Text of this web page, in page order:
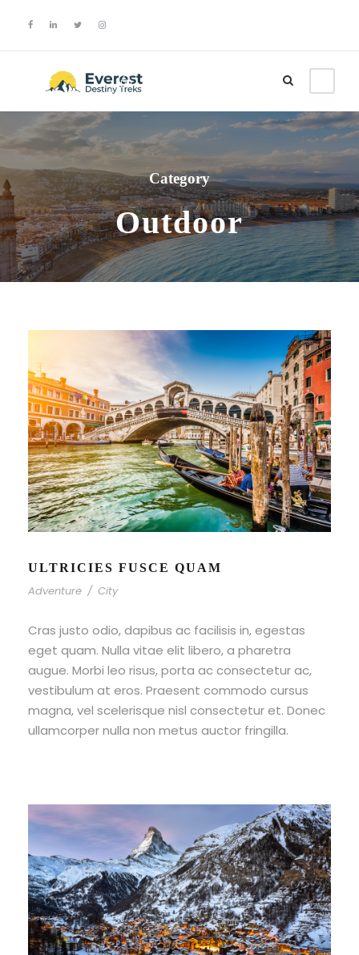
Login
Category
Outdoor
ULTRICIES FUSCE QUAM
Adventure / City
Cras justo odio, dapibus ac facilisis in, egestas
eget quam. Nulla vitae elit libero, a pharetra
augue. Morbi leo risus, porta ac consectetur ac,
vestibulum at eros. Praesent commodo cursus
magna, vel scelerisque nisl consectetur et. Donec
ullamcorper nulla non metus auctor fringilla.